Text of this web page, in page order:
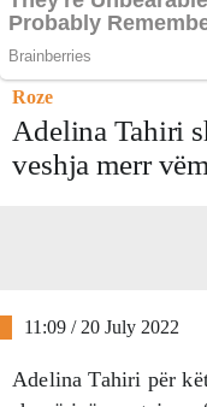
Roze
Adelina Tahiri
veshja merr
11:09 / 20 July 2022
Adelina Tahiri për